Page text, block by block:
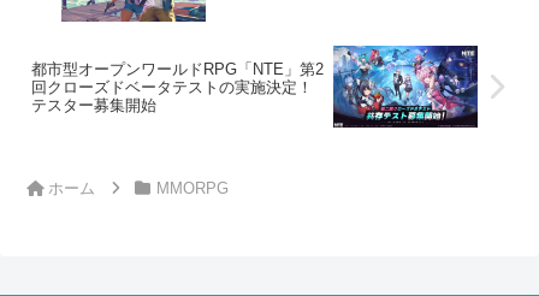
都市型オープンワールドRPG「NTE」第2
回クローズドベータテストの実施決定！
テスター募集開始
ホーム MMORPG